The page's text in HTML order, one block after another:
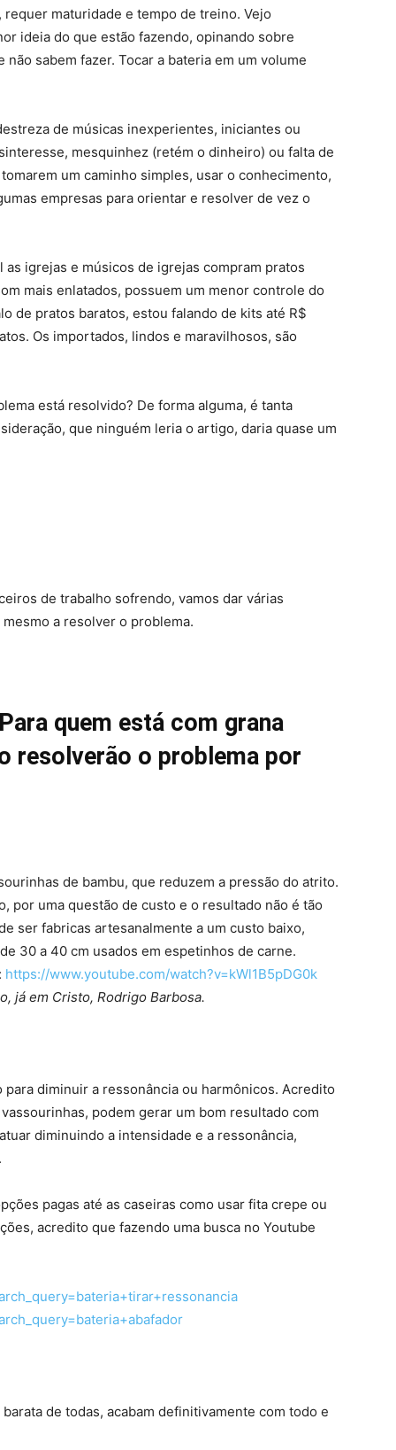
maturidade e tempo de treino. Vejo
ideia do que estão fazendo, opinando sobre
sabem fazer. Tocar a bateria em um volume
de músicas inexperientes, iniciantes ou
mesquinhez (retém o dinheiro) ou falta de
um caminho simples, usar o conhecimento,
empresas para orientar e resolver de vez o
igrejas e músicos de igrejas compram pratos
mais enlatados, possuem um menor controle do
de pratos baratos, estou falando de kits até R$
Os importados, lindos e maravilhosos, são
está resolvido? De forma alguma, é tanta
que ninguém leria o artigo, daria quase um
de trabalho sofrendo, vamos dar várias
a resolver o problema.
quem está com grana
resolverão o problema por
de bambu, que reduzem a pressão do atrito.
por uma questão de custo e o resultado não é tão
ser fabricas artesanalmente a um custo baixo,
30 a 40 cm usados em espetinhos de carne.
https://www.youtube.com/watch?v=kWl1B5pDG0k
já em Cristo, Rodrigo Barbosa.
diminuir a ressonância ou harmônicos. Acredito
podem gerar um bom resultado com
diminuindo a intensidade e a ressonância,
pagas até as caseiras como usar fita crepe ou
acredito que fazendo uma busca no Youtube
de todas, acabam definitivamente com todo e